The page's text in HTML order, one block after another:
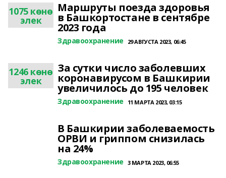
1075 көнө
элек
Маршруты поезда здоровья
в Башкортостане в сентябре
2023 года
Здравоохранение 29 АВГУСТА 2023, 06:45
1246 көнө
элек
За сутки число заболевших
коронавирусом в Башкирии
увеличилось до 195 человек
Здравоохранение 11 МАРТА 2023, 03:15
В Башкирии заболеваемость
ОРВИ и гриппом снизилась
на 24%
Здравоохранение 3 МАРТА 2023, 06:55